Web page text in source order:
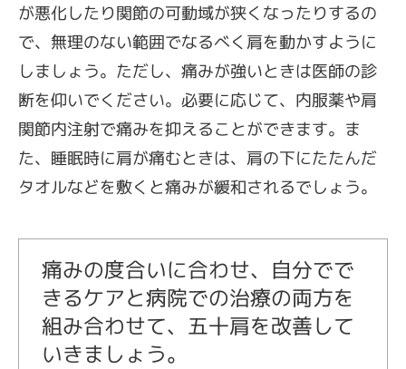
が悪化したり関節の可動域が狭くなったりするの
で、無理のない範囲でなるべく肩を動かすように
しましょう。ただし、痛みが強いときは医師の診
断を仰いでください。必要に応じて、内服薬や肩
関節内注射で痛みを抑えることができます。ま
た、睡眠時に肩が痛むときは、肩の下にたたんだ
タオルなどを敷くと痛みが緩和されるでしょう。
痛みの度合いに合わせ、自分でで
きるケアと病院での治療の両方を
組み合わせて、五十肩を改善して
いきましょう。